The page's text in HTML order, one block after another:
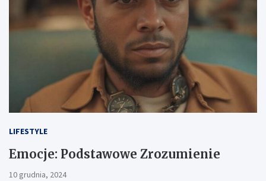
LIFESTYLE
Emocje: Podstawowe Zrozumienie
10 grudnia, 2024